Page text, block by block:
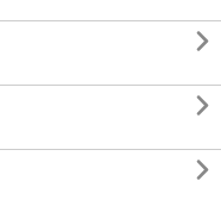


